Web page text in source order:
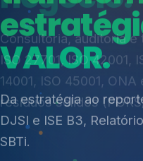
Consultoria, auditoria e
ISO 27701, ISO 42001,
14001, ISO 45001,
resíduos sólidos
Índices de Mercado
Mudanças Climáticas
Reputação e Cadeia
Reporte Regulatório